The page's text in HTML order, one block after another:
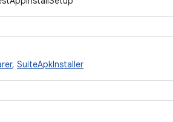
, SuiteApkInstaller